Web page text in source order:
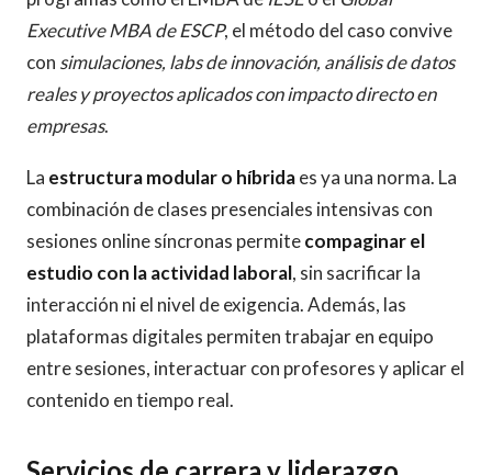
Executive MBA de ESCP, el método del caso convive
con simulaciones, labs de innovación, análisis de datos
reales y proyectos aplicados con impacto directo en
empresas.
La estructura modular o híbridaes ya una norma. La
combinación de clases presenciales intensivas con
sesiones online síncronas permitecompaginar el
estudio con la actividad laboral, sin sacrificar la
interacción ni el nivel de exigencia. Además, las
plataformas digitales permiten trabajar en equipo
entre sesiones, interactuar con profesores y aplicar el
contenido en tiempo real.